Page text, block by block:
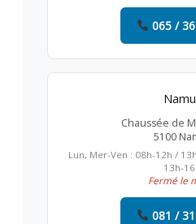
065 /
Chaussée de
5100
Lun, Mer-Ven : 08h-12h /
13h-
Fermé le
081 /